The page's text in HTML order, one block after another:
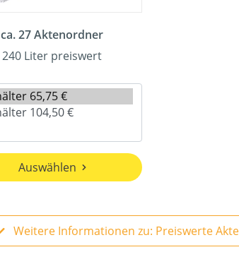
ca. 27 Aktenordner
240 Liter preiswert
Auswählen
Weitere Informationen zu: Preiswerte